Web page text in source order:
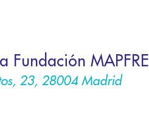
Fundación MAPFRE
23, 28004 Madrid